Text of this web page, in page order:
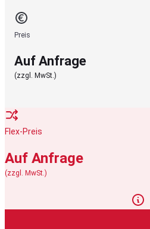
Preis
Auf Anfrage
(zzgl. MwSt.)
Flex-Preis
Auf Anfrage
(zzgl. MwSt.)